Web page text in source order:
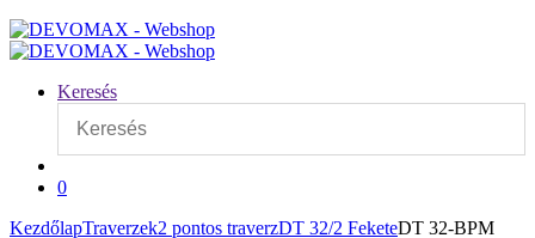
Keresés
0
KezdőlapTraverzek2 pontos traverzDT 32/2 FeketeDT 32-BPM